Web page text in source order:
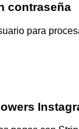
contraseña
para